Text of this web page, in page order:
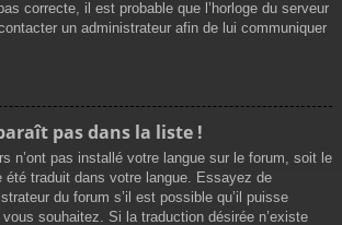
correcte, il est probable que l’horloge du serveur
un administrateur afin de lui communiquer
pas dans la liste !
n’ont pas installé votre langue sur le forum, soit le
été traduit dans votre langue. Essayez de
du forum s’il est possible qu’il puisse
souhaitez. Si la traduction désirée n’existe